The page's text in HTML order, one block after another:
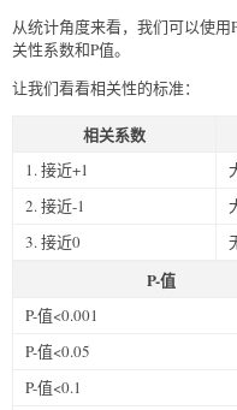
从统计角度来看，我们可以使用
关性系数和P值。
让我们看看相关性的标准：
相关系数
1. 接近+1
2. 接近-1
3. 接近0
P-值
P-值<0.001
P-值<0.05
P-值<0.1